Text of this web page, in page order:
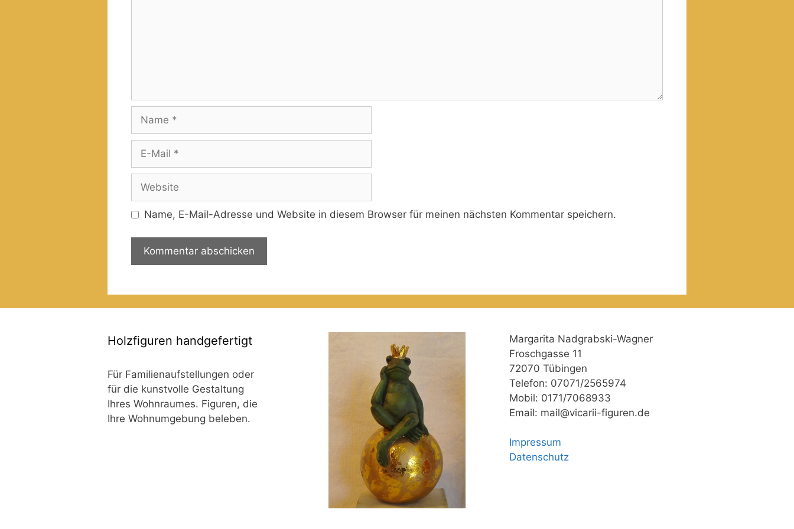
Name
Website
Name, E-Mail-Adresse und Website in diesem Browser für meinen nächsten Kommentar speichern.
Holzfiguren handgefertigt
Für Familienaufstellungen oder
für die kunstvolle Gestaltung
Ihres Wohnraumes. Figuren, die
Ihre Wohnumgebung beleben.
Margarita Nadgrabski-Wagner
Froschgasse 11
72070 Tübingen
Telefon: 07071/2565974
Mobil: 0171/7068933
Email: mail@vicarii-figuren.de
Impressum
Datenschutz